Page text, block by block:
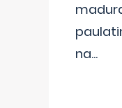
na...